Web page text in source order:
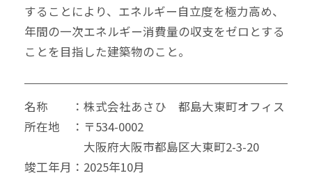
することにより、エネルギー自立度を極力高め、
年間の一次エネルギー消費量の収支をゼロとする
ことを目指した建築物のこと。
名称 ：株式会社あさひ 都島大東町オフィス
所在地 ：〒534-0002
大阪府大阪市都島区大東町2-3-20
竣工年月：2025年10月